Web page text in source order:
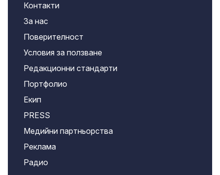
Контакти
За нас
Поверителност
Условия за ползване
Редакционни стандарти
Портфолио
Екип
PRESS
Медийни партньорства
Реклама
Радио